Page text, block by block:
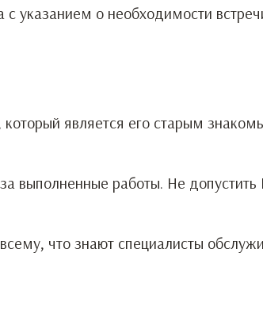
с указанием о необходимости
является его старым
выполненные работы. Не допустить
что знают специалисты